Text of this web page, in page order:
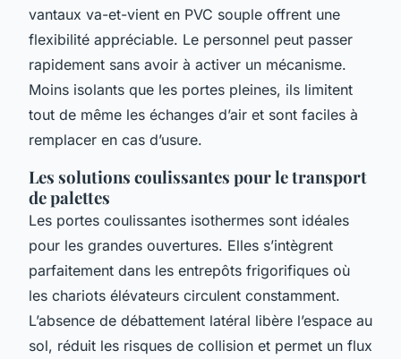
vantaux va-et-vient en PVC souple offrent une
flexibilité appréciable. Le personnel peut passer
rapidement sans avoir à activer un mécanisme.
Moins isolants que les portes pleines, ils limitent
tout de même les échanges d’air et sont faciles à
remplacer en cas d’usure.
Les solutions coulissantes pour le transport
de palettes
Les portes coulissantes isothermes sont idéales
pour les grandes ouvertures. Elles s’intègrent
parfaitement dans les entrepôts frigorifiques où
les chariots élévateurs circulent constamment.
L’absence de débattement latéral libère l’espace au
sol, réduit les risques de collision et permet un flux